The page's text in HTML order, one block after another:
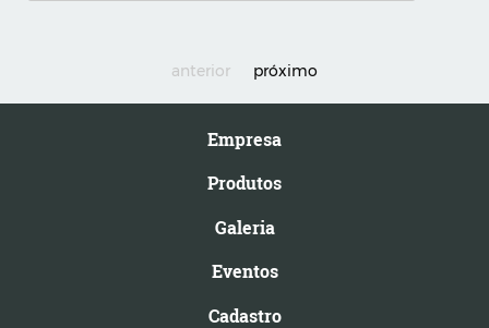
anterior próximo
Empresa
Produtos
Galeria
Eventos
Cadastro